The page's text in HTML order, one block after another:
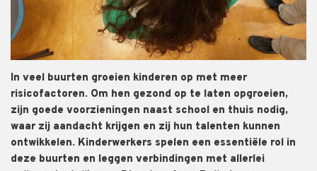
In veel buurten groeien kinderen op met meer
risicofactoren. Om hen gezond op te laten opgroeien,
zijn goede voorzieningen naast school en thuis nodig,
waar zij aandacht krijgen en zij hun talenten kunnen
ontwikkelen. Kinderwerkers spelen een essentiële rol in
deze buurten en leggen verbindingen met allerlei